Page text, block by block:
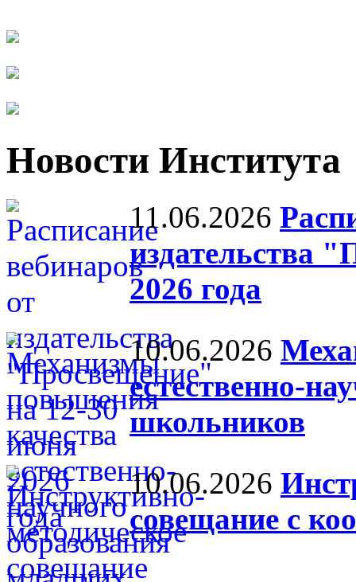
Новости Института
11.06.2026
издательства
2026 года
10.06.2026
естественно-
школьников
10.06.2026
совещание с